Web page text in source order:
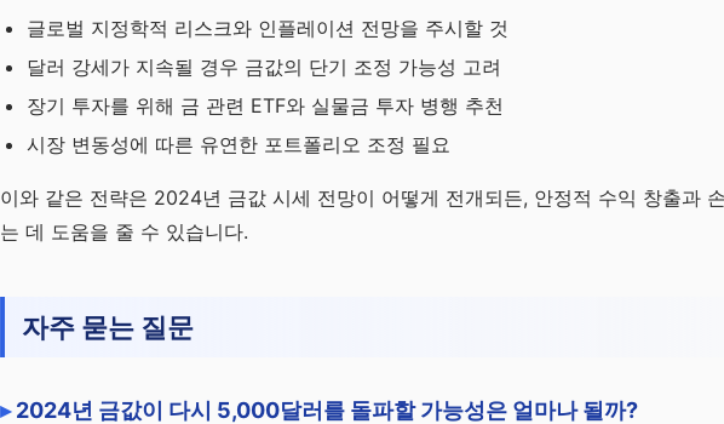
글로벌 지정학적 리스크와 인플레이션 전망을 주시할 것
달러 강세가 지속될 경우 금값의 단기 조정 가능성 고려
장기 투자를 위해 금 관련 ETF와 실물금 투자 병행 추천
시장 변동성에 따른 유연한 포트폴리오 조정 필요
이와 같은 전략은 2024년 금값 시세 전망이 어떻게 전개되든, 안정적 수익 창출과
는 데 도움을 줄 수 있습니다.
자주 묻는 질문
2024년 금값이 다시 5,000달러를 돌파할 가능성은 얼마나 될까?